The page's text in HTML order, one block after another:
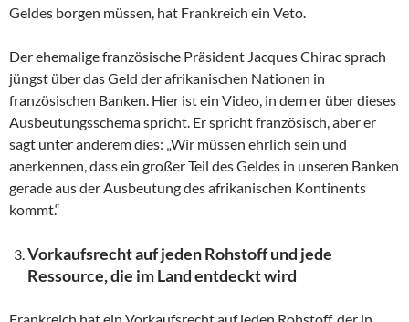
Geldes borgen müssen, hat Frankreich ein Veto.
Der ehemalige französische Präsident Jacques Chirac sprach
jüngst über das Geld der afrikanischen Nationen in
französischen Banken. Hier ist ein Video, in dem er über dieses
Ausbeutungsschema spricht. Er spricht französisch, aber er
sagt unter anderem dies: „Wir müssen ehrlich sein und
anerkennen, dass ein großer Teil des Geldes in unseren Banken
gerade aus der Ausbeutung des afrikanischen Kontinents
kommt.“
Vorkaufsrecht auf jeden Rohstoff und jede
Ressource, die im Land entdeckt wird